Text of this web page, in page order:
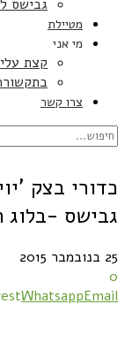
גבישס
מטיילת
מי אני
קצת עלי
צרו קשר
כדורי בצק
גבישס -בלוג
25 בנובמבר 2015
0
WhatsappEmail